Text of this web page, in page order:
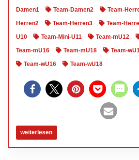
Damen1
Team-Damen2 Team-
Herren2
Team-Herren3 Team-
U10
Team-Mini-U11 Team-mU12
Team-mU16
Team-mU18 Team-
Team-wU16
Team-wU18
weiterlesen